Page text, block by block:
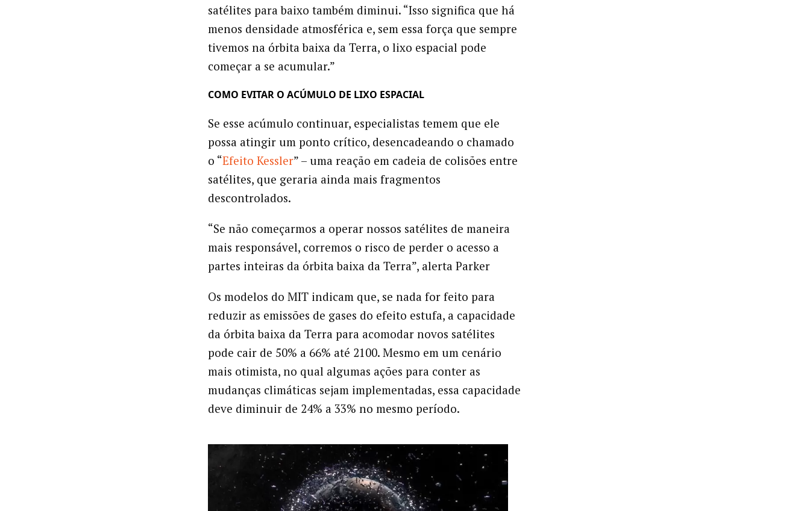
satélites para baixo também diminui. “Isso significa que há
menos densidade atmosférica e, sem essa força que sempre
tivemos na órbita baixa da Terra, o lixo espacial pode
começar a se acumular.”
COMO EVITAR O ACÚMULO DE LIXO ESPACIAL
Se esse acúmulo continuar, especialistas temem que ele
possa atingir um ponto crítico, desencadeando o chamado
o “Efeito Kessler” – uma reação em cadeia de colisões entre
satélites, que geraria ainda mais fragmentos
descontrolados.
“Se não começarmos a operar nossos satélites de maneira
mais responsável, corremos o risco de perder o acesso a
partes inteiras da órbita baixa da Terra”, alerta Parker
Os modelos do MIT indicam que, se nada for feito para
reduzir as emissões de gases do efeito estufa, a capacidade
da órbita baixa da Terra para acomodar novos satélites
pode cair de 50% a 66% até 2100. Mesmo em um cenário
mais otimista, no qual algumas ações para conter as
mudanças climáticas sejam implementadas, essa capacidade
deve diminuir de 24% a 33% no mesmo período.